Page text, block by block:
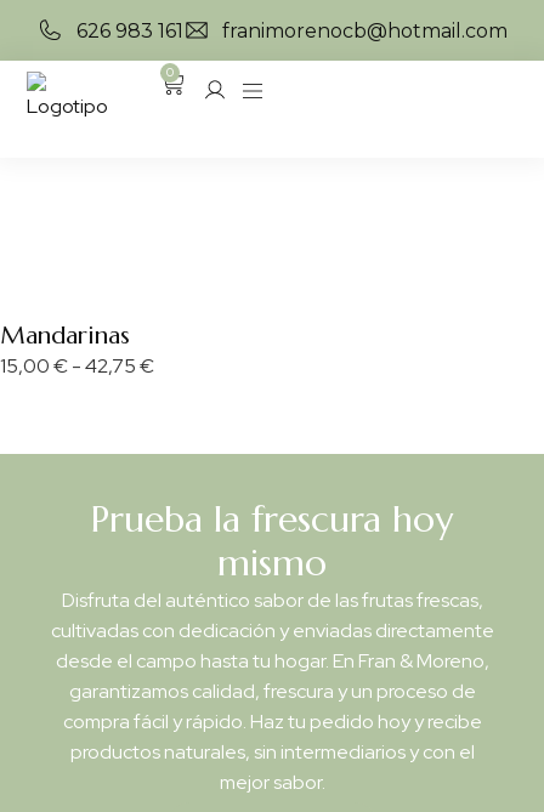
626 983 161 franimorenocb@hotmail.com
0
Mandarinas
15,00€-42,75€
Prueba la frescura hoy
mismo
Disfruta del auténtico sabor de las frutas frescas,
cultivadas con dedicación y enviadas directamente
desde el campo hasta tu hogar. En Fran & Moreno,
garantizamos calidad, frescura y un proceso de
compra fácil y rápido. Haz tu pedido hoy y recibe
productos naturales, sin intermediarios y con el
mejor sabor.